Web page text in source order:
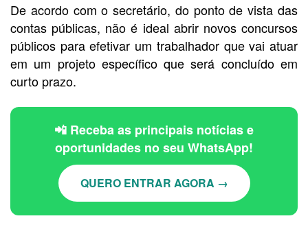
De acordo com o secretário, do ponto de vista das
contas públicas, não é ideal abrir novos concursos
públicos para efetivar um trabalhador que vai atuar
em um projeto específico que será concluído em
curto prazo.
📲 Receba as principais notícias e
oportunidades no seu WhatsApp!
QUERO ENTRAR AGORA →